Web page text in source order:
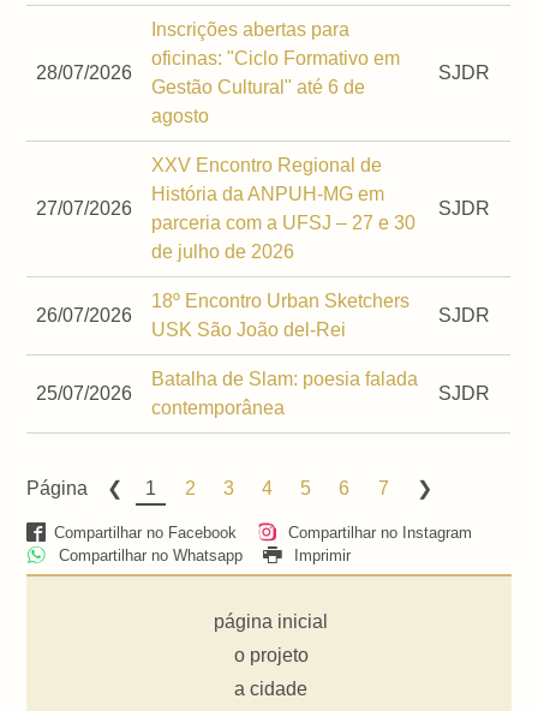
28/07/2026
Inscrições abertas para
oficinas: "Ciclo Formativo em
Gestão Cultural" até 6 de
agosto
SJDR
27/07/2026
XXV Encontro Regional de
História da ANPUH-MG em
parceria com a UFSJ – 27 e 30
de julho de 2026
SJDR
26/07/2026
18º Encontro Urban Sketchers
USK São João del-Rei
SJDR
25/07/2026
Batalha de Slam: poesia falada
contemporânea
SJDR
Página 1 2 3 4 5 6 7
Compartilhar no Facebook
Compartilhar no Instagram
Compartilhar no Whatsapp
Imprimir
página inicial
o projeto
a cidade